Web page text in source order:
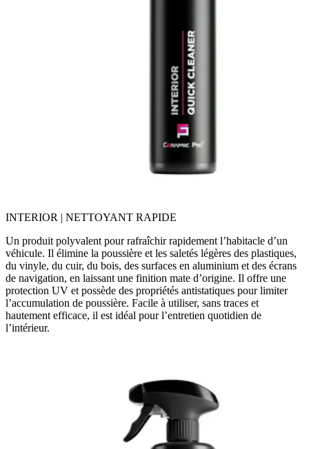
INTERIOR | NETTOYANT RAPIDE
Un produit polyvalent pour rafraîchir rapidement l’habitacle d’un
véhicule. Il élimine la poussière et les saletés légères des plastiques,
du vinyle, du cuir, du bois, des surfaces en aluminium et des écrans
de navigation, en laissant une finition mate d’origine. Il offre une
protection UV et possède des propriétés antistatiques pour limiter
l’accumulation de poussière. Facile à utiliser, sans traces et
hautement efficace, il est idéal pour l’entretien quotidien de
l’intérieur.